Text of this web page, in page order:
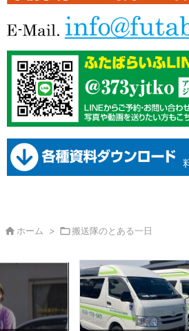
 ホーム > 搬送隊のとある一日